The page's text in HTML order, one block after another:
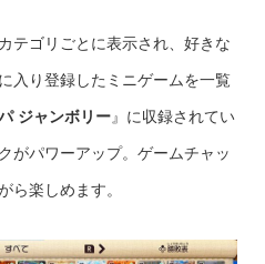
テゴリごとに表示され、好きな
入り登録したミニゲームを一覧
ジャンボリー』に収録されてい
がパワーアップ。ゲームチャッ
ら楽しめます。